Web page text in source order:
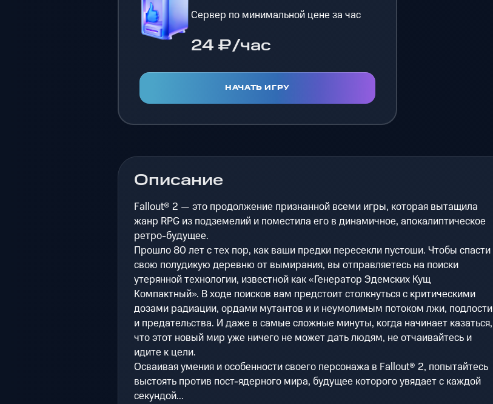
Сервер по минимальной цене за час
24 ₽/час
НАЧАТЬ ИГРУ
Описание
Fallout® 2 — это продолжение признанной всеми игры, которая вытащила
жанр RPG из подземелий и поместила его в динамичное, апокалиптическое
ретро-будущее.
Прошло 80 лет с тех пор, как ваши предки пересекли пустоши. Чтобы спасти
свою полудикую деревню от вымирания, вы отправляетесь на поиски
утерянной технологии, известной как «Генератор Эдемских Кущ
Компактный». В ходе поисков вам предстоит столкнуться с критическими
дозами радиации, ордами мутантов и и неумолимым потоком лжи, подлости
и предательства. И даже в самые сложные минуты, когда начинает казаться,
что этот новый мир уже ничего не может дать людям, не отчаивайтесь и
идите к цели.
Осваивая умения и особенности своего персонажа в Fallout® 2, попытайтесь
выстоять против пост-ядерного мира, будущее которого увядает с каждой
секундой...